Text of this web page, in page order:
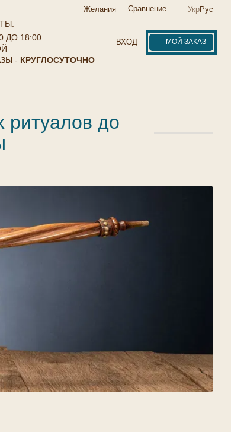
Желания Сравнение УкрРус
ДО 18:00
- КРУГЛОСУТОЧНО
ВХОД МОЙ ЗАКАЗ
ритуалов до